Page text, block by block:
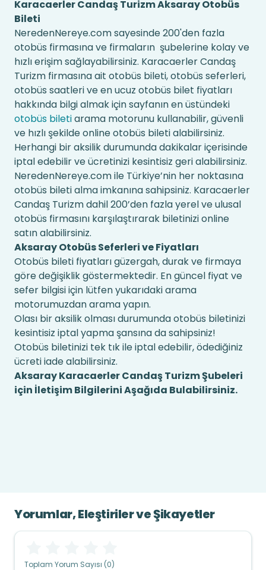
Karacaerler Candaş Turizm Aksaray Otobüs
Bileti
NeredenNereye.com sayesinde 200'den fazla
otobüs firmasına ve firmaların şubelerine kolay ve
hızlı erişim sağlayabilirsiniz. Karacaerler Candaş
Turizm firmasına ait otobüs bileti, otobüs seferleri,
otobüs saatleri ve en ucuz otobüs bilet fiyatları
hakkında bilgi almak için sayfanın en üstündeki
otobüs biletiarama motorunu kullanabilir, güvenli
ve hızlı şekilde online otobüs bileti alabilirsiniz.
Herhangi bir aksilik durumunda dakikalar içerisinde
iptal edebilir ve ücretinizi kesintisiz geri alabilirsiniz.
NeredenNereye.com ile Türkiye’nin her noktasına
otobüs bileti alma imkanına sahipsiniz. Karacaerler
Candaş Turizm dahil 200’den fazla yerel ve ulusal
otobüs firmasını karşılaştırarak biletinizi online
satın alabilirsiniz.
Aksaray Otobüs Seferleri ve Fiyatları
Otobüs bileti fiyatları güzergah, durak ve firmaya
göre değişiklik göstermektedir. En güncel fiyat ve
sefer bilgisi için lütfen yukarıdaki arama
motorumuzdan arama yapın.
Olası bir aksilik olması durumunda otobüs biletinizi
kesintisiz iptal yapma şansına da sahipsiniz!
Otobüs biletinizi tek tık ile iptal edebilir, ödediğiniz
ücreti iade alabilirsiniz.
Aksaray Karacaerler Candaş Turizm Şubeleri
için İletişim Bilgilerini Aşağıda Bulabilirsiniz.
Yorumlar, Eleştiriler ve Şikayetler
Toplam Yorum Sayısı (0)